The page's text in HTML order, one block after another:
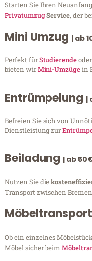
Starten Sie Ihren
PrivatumzugService, der
Mini Umzug | ab
Perfekt fürStudierende
bieten wirMini-Umzügein
Entrümpelung |
Befreien Sie sich von
Dienstleistung zur
Beiladung | ab
Nutzen Sie die
Transport zwischen
Möbeltransport
Ob ein einzelnes
Möbel sicher beim